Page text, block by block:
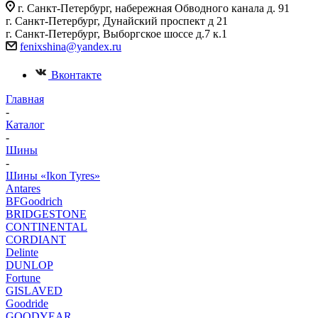
г. Санкт-Петербург, набережная Обводного канала д. 91
г. Санкт-Петербург, Дунайский проспект д 21
г. Санкт-Петербург, Выборгское шоссе д.7 к.1
fenixshina@yandex.ru
Вконтакте
Главная
-
Каталог
-
Шины
-
Шины «Ikon Tyres»
Antares
BFGoodrich
BRIDGESTONE
CONTINENTAL
CORDIANT
Delinte
DUNLOP
Fortune
GISLAVED
Goodride